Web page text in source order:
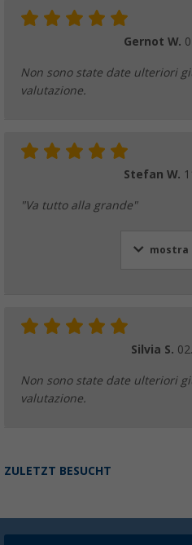
Gernot W.
Non sono state date ulteriori
valutazione.
Stefan W.
"Va tutto alla grande"
mostra
Silvia S.
Non sono state date ulteriori
valutazione.
ZULETZT BESUCHT